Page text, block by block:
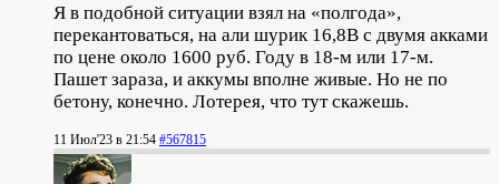
Я в подобной ситуации взял на «полгода»,
перекантоваться, на али шурик 16,8В с двумя акками
по цене около 1600 руб. Году в 18-м или 17-м.
Пашет зараза, и аккумы вполне живые. Но не по
бетону, конечно. Лотерея, что тут скажешь.
11 Июл'23 в 21:54 #567815